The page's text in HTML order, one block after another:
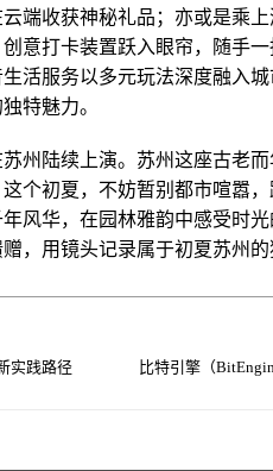
端收获神秘礼品；亦或是乘
意打卡装置跃入眼帘，随手
活服务以多元玩法深度融入
特魅力。
州陆续上演。苏州这座古老
个初夏，不妨暂别都市喧嚣
风华，在园林雅韵中感受时
，用镜头记录属于初夏苏州
实践路径
比特引擎（